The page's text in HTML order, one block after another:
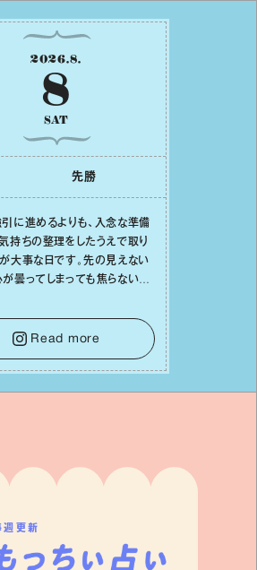
2026.8.
8
SAT
先勝
に進めるよりも、⼊念な準備
持ちの整理をしたうえで取り
⼤事な⽇です。先の⾒えない
曇ってしまっても焦らない
ていそうな⼈をいたわることに
ましょう。ここでしっかりとエ
を蓄え、困難を乗り越える⼒に
う。
Read more
週更新